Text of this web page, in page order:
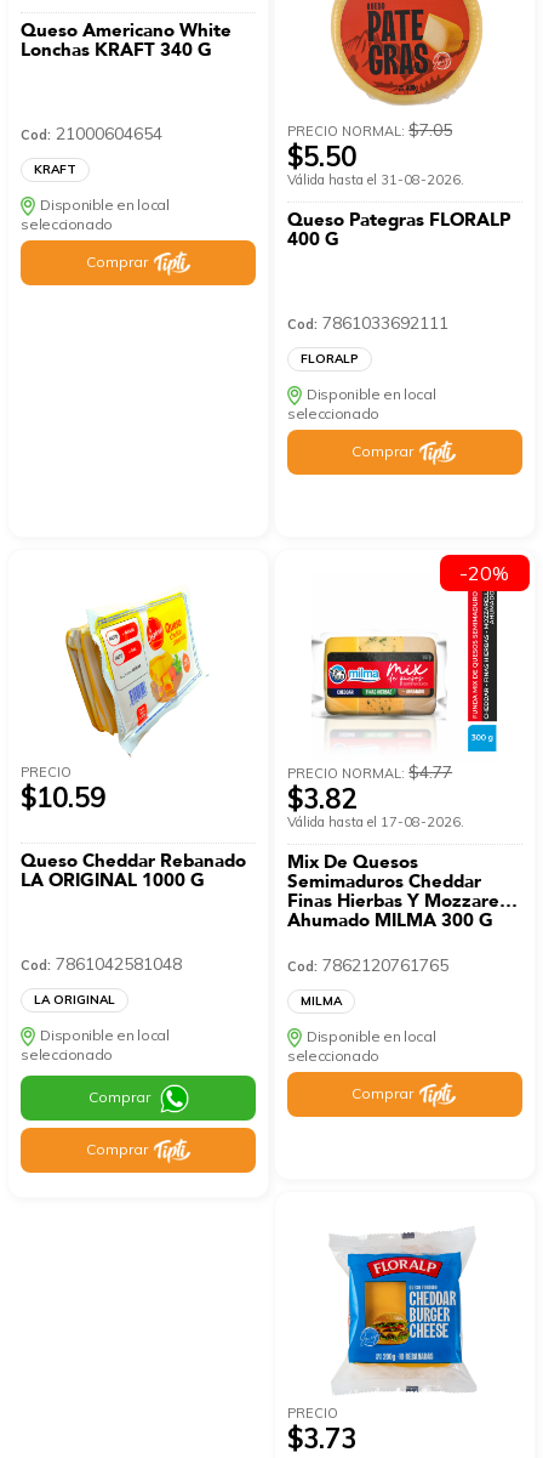
Queso Americano White
Lonchas KRAFT 340 G
Cod: 21000604654
KRAFT
Disponible en local
seleccionado
Comprar
PRECIO NORMAL:$7.05
$5.50
Válida hasta el 31-08-2026.
Queso Pategras FLORALP
400 G
Cod: 7861033692111
FLORALP
Disponible en local
seleccionado
Comprar
PRECIO
$10.59
Queso Cheddar Rebanado
LA ORIGINAL 1000 G
Cod: 7861042581048
LA ORIGINAL
Disponible en local
seleccionado
Comprar
Comprar
PRECIO NORMAL:$4.77
$3.82
Válida hasta el 17-08-2026.
Mix De Quesos
Semimaduros Cheddar
Finas Hierbas Y Mozzarella
Ahumado MILMA 300 G
Cod: 7862120761765
MILMA
Disponible en local
seleccionado
Comprar
-20%
PRECIO
$3.73